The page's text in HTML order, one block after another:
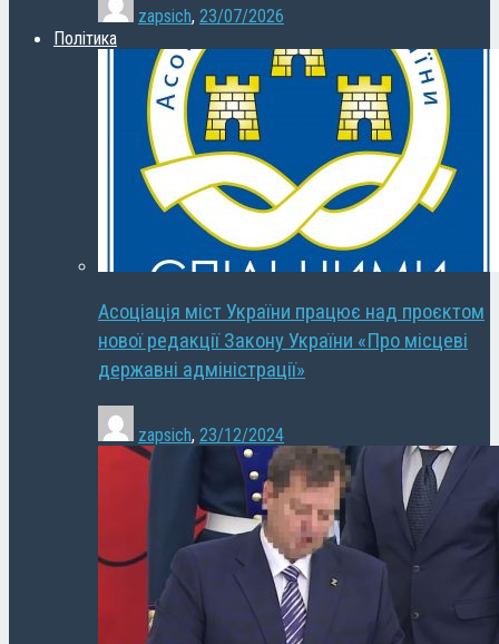
zapsich, 23/07/2026
Політика
Асоціація міст України працює над проєктом
нової редакції Закону України «Про місцеві
державні адміністрації»
zapsich, 23/12/2024